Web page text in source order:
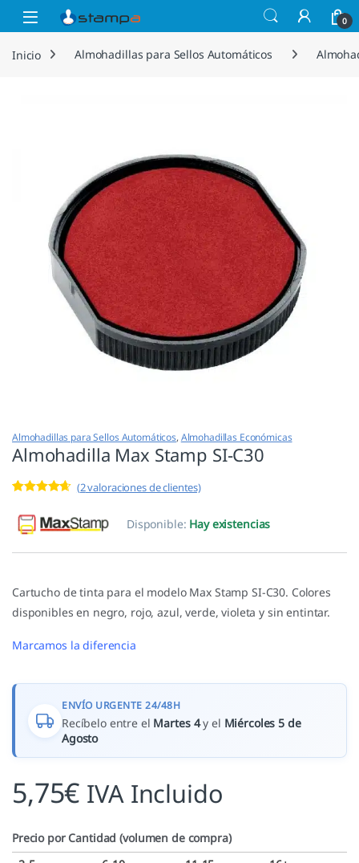
Saltar a la navegación
Saltar al contenido
Open 0
Inicio Almohadillas para Sellos Automáticos
Almohadillas para Sellos Automáticos, Almohadillas Económicas
Almohadilla Max Stamp SI-C30
con4.50
5 en base
(2valoraciones de clientes)
Disponible: Hay existencias
Cartucho de tinta para el modelo Max Stamp SI-C30. Colores
disponibles en negro, rojo, azul, verde, violeta y sin entintar.
Marcamos la diferencia
ENVÍO URGENTE 24/48H
Recíbelo entre el Martes 4y el Miércoles 5 de
Agosto
5,75€ IVA Incluido
Precio por Cantidad (volumen de compra)